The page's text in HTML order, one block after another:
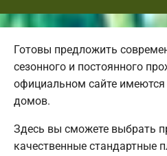
Готовы предложить
сезонного и постоянного
официальном сайте
домов.
Здесь вы сможете выбрать
качественные стандартные